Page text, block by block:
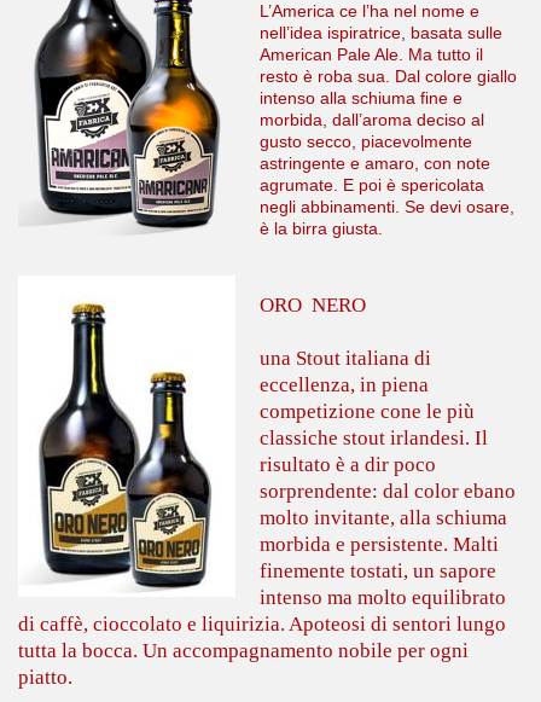
L’America ce l’ha nel nome e
nell’idea ispiratrice, basata sulle
American Pale Ale. Ma tutto il
resto è roba sua. Dal colore giallo
intenso alla schiuma fine e
morbida, dall’aroma deciso al
gusto secco, piacevolmente
astringente e amaro, con note
agrumate. E poi è spericolata
negli abbinamenti. Se devi osare,
è la birra giusta.
ORO NERO
una Stout italiana di
eccellenza, in piena
competizione cone le più
classiche stout irlandesi. Il
risultato è a dir poco
sorprendente: dal color ebano
molto invitante, alla schiuma
morbida e persistente. Malti
finemente tostati, un sapore
intenso ma molto equilibrato
di caffè, cioccolato e liquirizia. Apoteosi di sentori lungo
tutta la bocca. Un accompagnamento nobile per ogni
piatto.